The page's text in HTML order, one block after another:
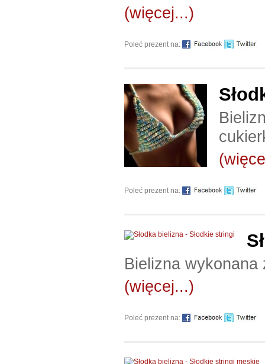
(więcej...)
Poleć prezent na:
Poleć prezent na:
Bielizna wykonana
(więcej...)
Poleć prezent na: